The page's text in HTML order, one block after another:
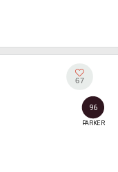
67
96
PARKER